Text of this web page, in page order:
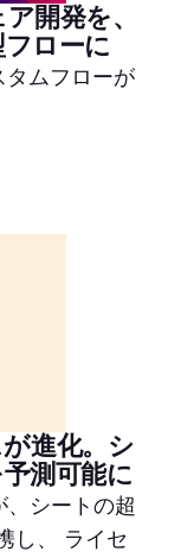
開発を、
ローに
タムフローが
進化。シ
測可能に
、シートの超
し、 ライセ